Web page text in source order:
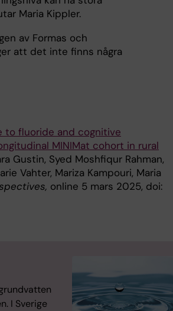
Maria Kippler.
av Formas och
att det inte finns några
to fluoride and cognitive
MINIMat cohort in rural
Gustin, Syed Moshfiqur Rahman,
Vahter, Mariza Kampouri, Maria
online 5 mars 2025, doi:
I Sverige